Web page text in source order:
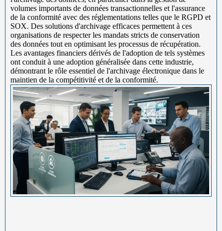
volumes importants de données transactionnelles et l'assurance
de la conformité avec des réglementations telles que le RGPD et
SOX. Des solutions d'archivage efficaces permettent à ces
organisations de respecter les mandats stricts de conservation
des données tout en optimisant les processus de récupération.
Les avantages financiers dérivés de l'adoption de tels systèmes
ont conduit à une adoption généralisée dans cette industrie,
démontrant le rôle essentiel de l'archivage électronique dans le
maintien de la compétitivité et de la conformité.